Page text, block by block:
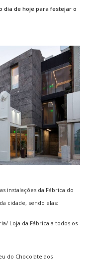
dia de hoje para festejar o
instalações da Fábrica do
cidade, sendo elas:
Loja da Fábrica a todos os
do Chocolate aos